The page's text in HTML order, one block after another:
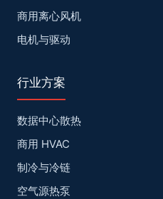
商用离心风机
电机与驱动
行业方案
数据中心散热
商用 HVAC
制冷与冷链
空气源热泵